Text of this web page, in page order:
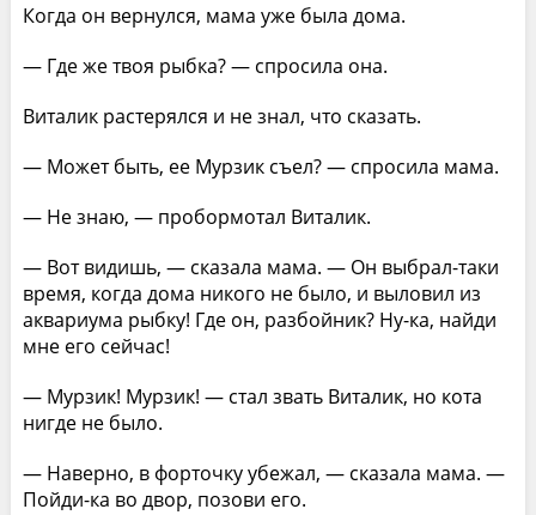
Когда он вернулся, мама уже была дома.
— Где же твоя рыбка? — спросила она.
Виталик растерялся и не знал, что сказать.
— Может быть, ее Мурзик съел? — спросила мама.
— Не знаю, — пробормотал Виталик.
— Вот видишь, — сказала мама. — Он выбрал-таки
время, когда дома никого не было, и выловил из
аквариума рыбку! Где он, разбойник? Ну-ка, найди
мне его сейчас!
— Мурзик! Мурзик! — стал звать Виталик, но кота
нигде не было.
— Наверно, в форточку убежал, — сказала мама. —
Пойди-ка во двор, позови его.